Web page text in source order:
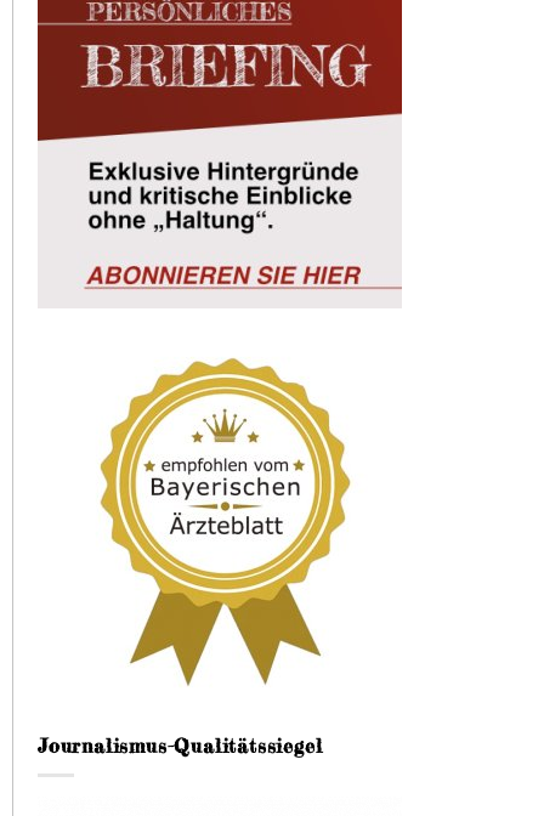
Journalismus-Qualitätssiegel